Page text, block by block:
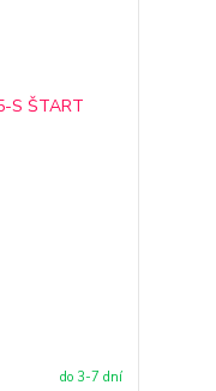
do 3-7 dní